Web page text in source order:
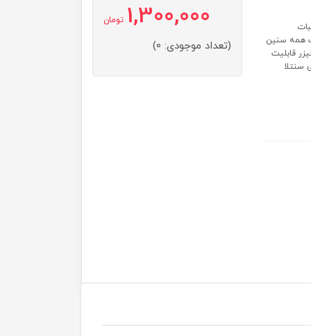
همه سنین
قابلیت
سنتلا
1,300,000 تومان
(تعداد موجودی: 0)